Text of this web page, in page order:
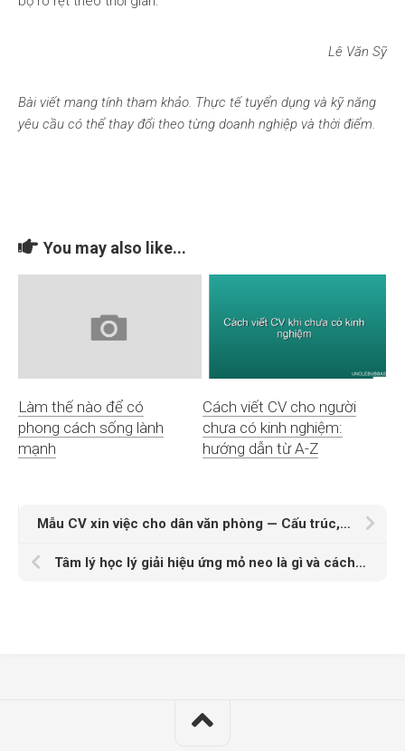
Lê Văn Sỹ
Bài viết mang tính tham khảo. Thực tế tuyển dụng và kỹ năng
yêu cầu có thể thay đổi theo từng doanh nghiệp và thời điểm.
You may also like...
Làm thế nào để có
phong cách sống lành
mạnh
Cách viết CV cho người
chưa có kinh nghiệm:
hướng dẫn từ A-Z
Mẫu CV xin việc cho dân văn phòng — Cấu trúc, mẹo viết và công cụ tạo CV
Tâm lý học lý giải hiệu ứng mỏ neo là gì và cách con người ra quyết định